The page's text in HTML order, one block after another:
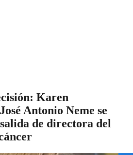
Karen
Antonio Neme se
de directora del